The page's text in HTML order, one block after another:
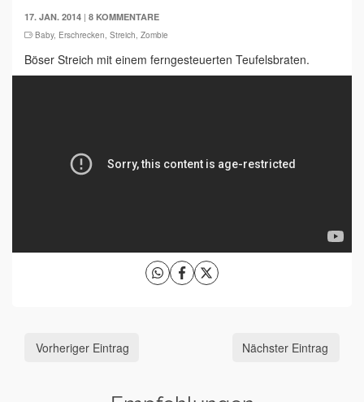
17. JAN. 2014 | 8 KOMMENTARE
Baby, Erschrecken, Streich, Zombie
Böser Streich mit einem ferngesteuerten Teufelsbraten.
Vorheriger Eintrag Nächster Eintrag